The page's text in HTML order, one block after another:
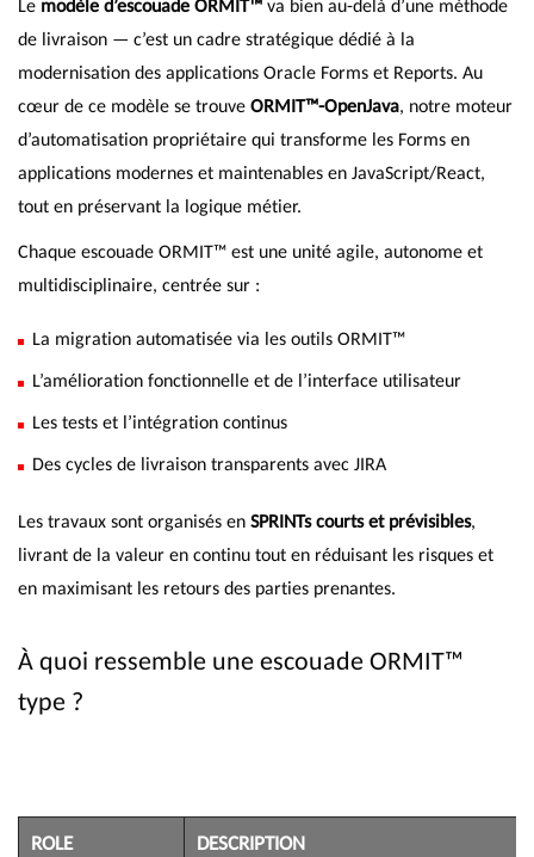
Le modèle d’escouade ORMIT™ va bien au-delà d’une méthode
de livraison — c’est un cadre stratégique dédié à la
modernisation des applications Oracle Forms et Reports. Au
cœur de ce modèle se trouve ORMIT™-OpenJava, notre moteur
d’automatisation propriétaire qui transforme les Forms en
applications modernes et maintenables en JavaScript/React,
tout en préservant la logique métier.
Chaque escouade ORMIT™ est une unité agile, autonome et
multidisciplinaire, centrée sur :
La migration automatisée via les outils ORMIT™
L’amélioration fonctionnelle et de l’interface utilisateur
Les tests et l’intégration continus
Des cycles de livraison transparents avec JIRA
Les travaux sont organisés en SPRINTs courts et prévisibles,
livrant de la valeur en continu tout en réduisant les risques et
en maximisant les retours des parties prenantes.
À quoi ressemble une escouade ORMIT™
type ?
ROLE DESCRIPTION